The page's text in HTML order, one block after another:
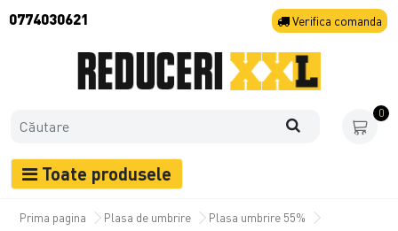
0774030621 Verifica comanda
0
Toate produsele
Prima pagina Plasa de umbrire
Plasa umbrire 55%